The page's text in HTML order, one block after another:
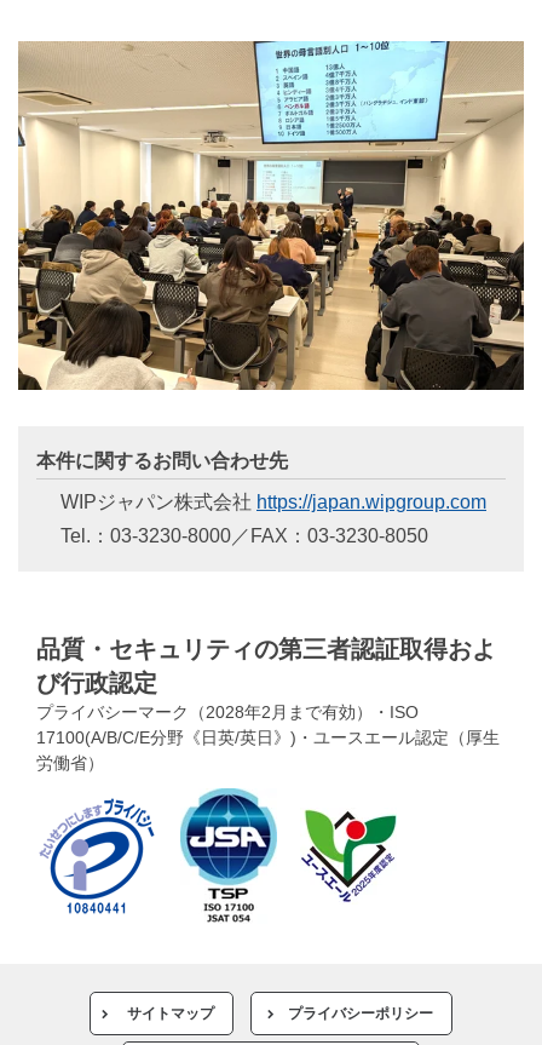
本件に関するお問い合わせ先
WIPジャパン株式会社 https://japan.wipgroup.com
Tel.：03-3230-8000／FAX：03-3230-8050
品質・セキュリティの第三者認証取得およ
び行政認定
プライバシーマーク（2028年2月まで有効）・ISO
17100(A/B/C/E分野《日英/英日》)・ユースエール認定（厚生
労働省）
サイトマップ プライバシーポリシー